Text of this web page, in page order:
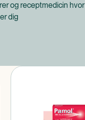
og receptmedicin
dig